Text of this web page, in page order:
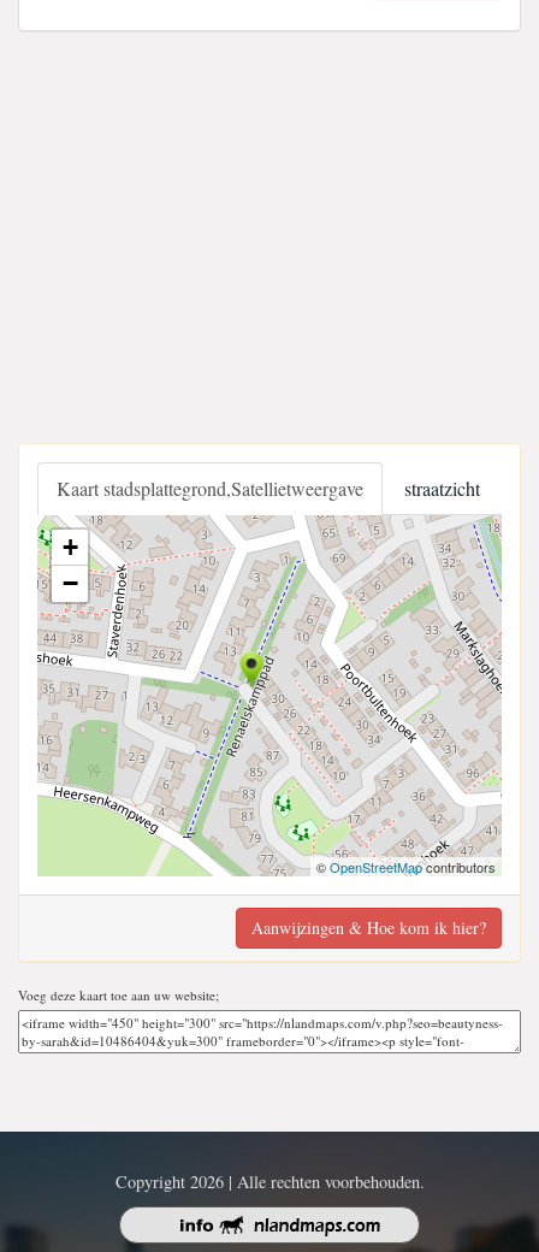
Kaart stadsplattegrond,Satellietweergave straatzicht
+
−
©OpenStreetMapcontributors
Aanwijzingen & Hoe kom ik hier?
Voeg deze kaart toe aan uw website;
Copyright 2026 | Alle rechten voorbehouden.